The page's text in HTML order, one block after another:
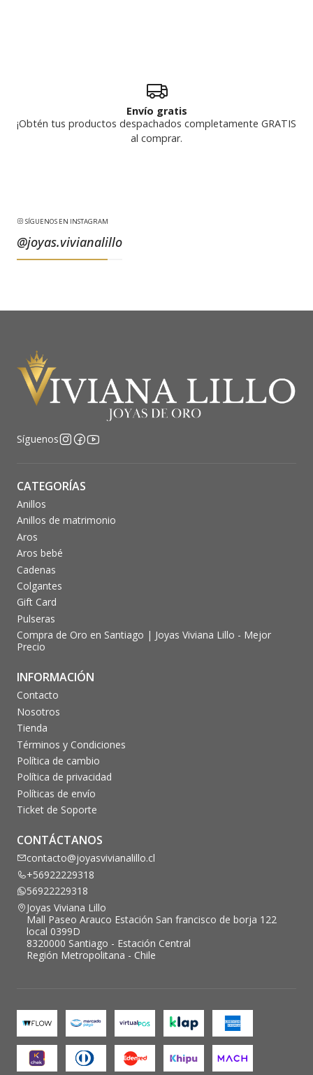
Envío gratis
¡Obtén tus productos despachados completamente GRATIS
al comprar.
SÍGUENOS EN INSTAGRAM
@joyas.vivianalillo
Síguenos
CATEGORÍAS
Anillos
Anillos de matrimonio
Aros
Aros bebé
Cadenas
Colgantes
Gift Card
Pulseras
Compra de Oro en Santiago | Joyas Viviana Lillo - Mejor
Precio
INFORMACIÓN
Contacto
Nosotros
Tienda
Términos y Condiciones
Política de cambio
Política de privacidad
Políticas de envío
Ticket de Soporte
CONTÁCTANOS
contacto@joyasvivianalillo.cl
+56922229318
56922229318
Joyas Viviana Lillo
Mall Paseo Arauco Estación San francisco de borja 122
local 0399D
8320000 Santiago - Estación Central
Región Metropolitana - Chile